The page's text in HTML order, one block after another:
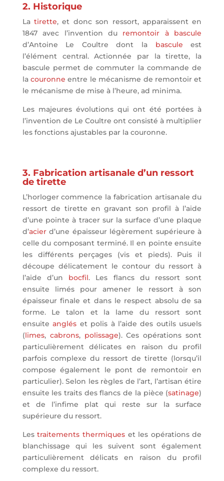
2. Historique
Latirette, et donc son ressort, apparaissent en
1847 avec l’invention du remontoir à bascule
d’Antoine Le Coultre dont la bascule est
l’élément central. Actionnée par la tirette, la
bascule permet de commuter la commande de
lacouronne entre le mécanisme de remontoir et
le mécanisme de mise à l’heure, ad minima.
Les majeures évolutions qui ont été portées à
l’invention de Le Coultre ont consisté à multiplier
les fonctions ajustables par la couronne.
3. Fabrication artisanale d’un ressort
de tirette
L’horloger commence la fabrication artisanale du
ressort de tirette en gravant son profil à l’aide
d’une pointe à tracer sur la surface d’une plaque
d’acierd’une épaisseur légèrement supérieure à
celle du composant terminé. Il en pointe ensuite
les différents perçages (vis et pieds). Puis il
découpe délicatement le contour du ressort à
l’aide d’un bocfil. Les flancs du ressort sont
ensuite limés pour amener le ressort à son
épaisseur finale et dans le respect absolu de sa
forme. Le talon et la lame du ressort sont
ensuiteanglés et polis à l’aide des outils usuels
(limes, cabrons, polissage). Ces opérations sont
particulièrement délicates en raison du profil
parfois complexe du ressort de tirette (lorsqu’il
compose également le pont de remontoir en
particulier). Selon les règles de l’art, l’artisan étire
ensuite les traits des flancs de la pièce (satinage)
et de l’infime plat qui reste sur la surface
supérieure du ressort.
Lestraitements thermiqueset les opérations de
blanchissage qui les suivent sont également
particulièrement délicats en raison du profil
complexe du ressort.